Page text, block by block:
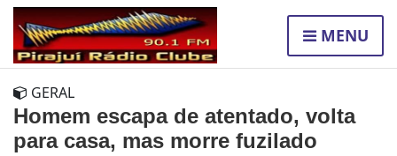
MENU
GERAL
Homem escapa de atentado, volta
para casa, mas morre fuzilado